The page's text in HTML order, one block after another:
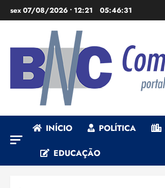
para
sex 07/08/2026 • 12:21 05:46:33
INÍCIO POLÍTICA
EDUCAÇÃO